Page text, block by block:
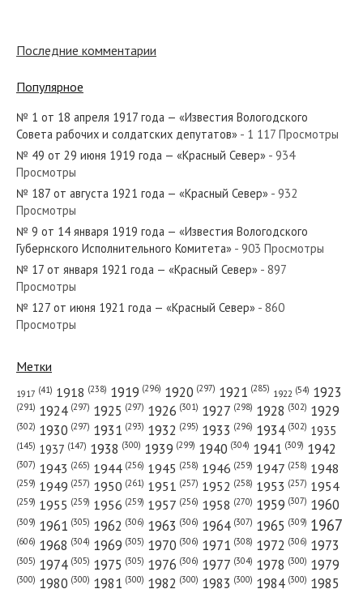
№ 44 от февраля 1962 года — «Красный Север»
№ 69 от апреля 1952 года — «Красный Север»
№ 99 от мая 1954 года — «Красный Север»
№ 141 от июня 1971 года — «Красный Север»
№ 83 от апреля 1956 года — «Красный Север»
Последние комментарии
Популярное
№ 1 от 18 апреля 1917 года — «Известия Вологодского
Совета рабочих и солдатских депутатов» - 1 117 Просмотры
№ 49 от 29 июня 1919 года — «Красный Север» - 934
Просмотры
№ 187 от августа 1921 года — «Красный Север» - 932
Просмотры
№ 9 от 14 января 1919 года — «Известия Вологодского
Губернского Исполнительного Комитета» - 903 Просмотры
№ 17 от января 1921 года — «Красный Север» - 897
Просмотры
№ 127 от июня 1921 года — «Красный Север» - 860
Просмотры
Метки
1917 (41) 1918 (238) 1919 (296) 1920 (297) 1921 (285) 1922 (54) 1923
(291) 1924 (297) 1925 (297) 1926 (301) 1927 (298) 1928 (302) 1929
(302) 1930 (297) 1931 (293) 1932 (295) 1933 (296) 1934 (302) 1935
(145) 1937 (147) 1938 (300) 1939 (299) 1940 (304) 1941 (309) 1942
(307) 1943 (265) 1944 (256) 1945 (258) 1946 (259) 1947 (258) 1948
(259) 1949 (257) 1950 (261) 1951 (257) 1952 (258) 1953 (257) 1954
(259) 1955 (259) 1956 (259) 1957 (256) 1958 (270) 1959 (307) 1960
(309) 1961 (305) 1962 (306) 1963 (306) 1964 (307) 1965 (309) 1967
(606) 1968 (304) 1969 (305) 1970 (306) 1971 (308) 1972 (306) 1973
(305) 1974 (305) 1975 (305) 1976 (306) 1977 (304) 1978 (300) 1979
(300) 1980 (300) 1981 (300) 1982 (300) 1983 (300) 1984 (300) 1985